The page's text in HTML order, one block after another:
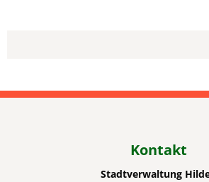
Kontakt
Stadtverwaltung